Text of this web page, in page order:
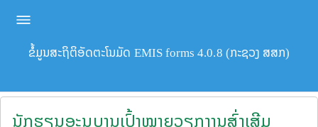
ຂໍ້ມູນສະຖິຕິອັດຕະໂນມັດ EMIS forms 4.0.8 (ກະຊວງ ສສກ)
ນັກຮຽນອະນຸບານເປົ້າໝາຍວຽກງານສົ່ງເສີມ